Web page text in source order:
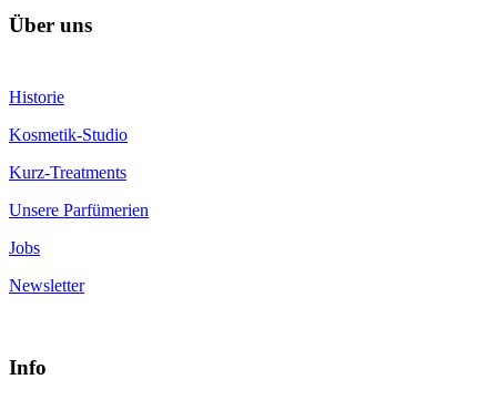
Über uns
Historie
Kosmetik-Studio
Kurz-Treatments
Unsere Parfümerien
Jobs
Newsletter
Info